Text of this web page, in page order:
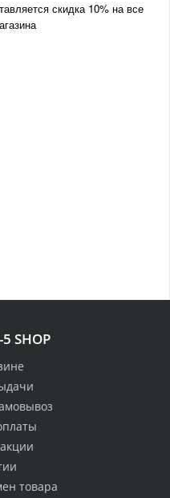
скидка 10% на все
SHOP
товара